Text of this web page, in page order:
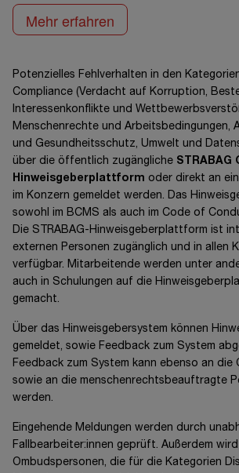
Mehr erfahren
Potenzielles Fehlverhalten in den
Compliance (Verdacht auf Korruption,
Interessenkonflikte und
Menschenrechte und Arbeitsbedingungen,
und Gesundheitsschutz, Umwelt und
über die öffentlich zugängliche STRABAG
Hinweisgeberplattform oder direkt an
im Konzern gemeldet werden. Das
sowohl im BCMS als auch im Code of
Die STRABAG-Hinweisgeberplattform ist
externen Personen zugänglich und in allen
verfügbar. Mitarbeitende werden unter
auch in Schulungen auf die
gemacht.
Über das Hinweisgebersystem können
gemeldet, sowie Feedback zum System
Feedback zum System kann ebenso an die
sowie an die menschenrechtsbeauftragte
werden.
Eingehende Meldungen werden durch
Fallbearbeiter:innen geprüft. Außerdem
Ombudspersonen, die für die Kategorien